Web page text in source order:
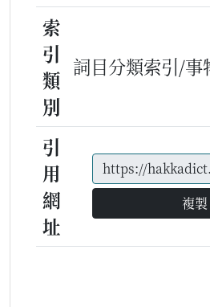
索
引
類
別
詞目分類索引/事
引
用
網
址
複製